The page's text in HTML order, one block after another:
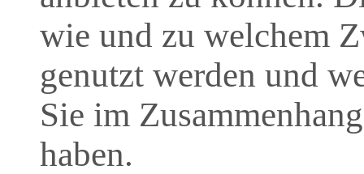
wie und zu welchem
genutzt werden und
Sie im
haben.